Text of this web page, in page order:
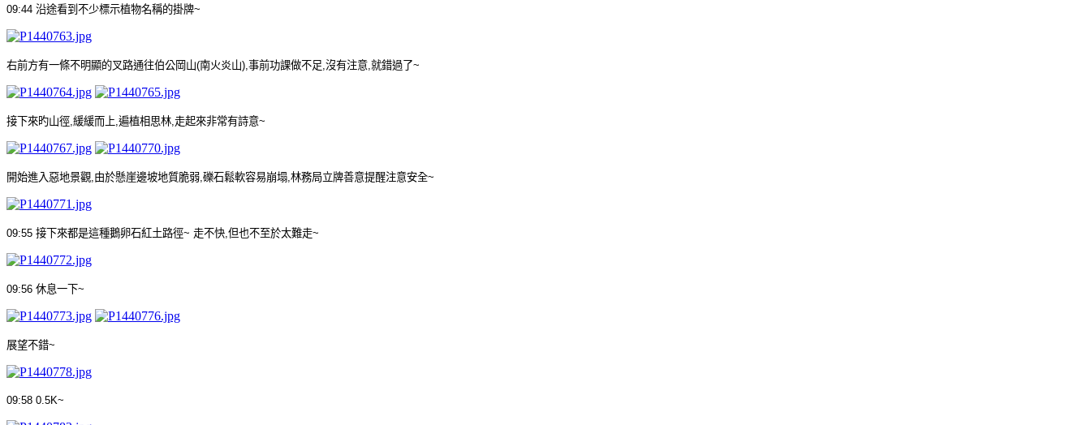
09:44 沿途看到不少標示植物名稱的掛牌~
右前方有一條不明顯的叉路通往伯公岡山(南火炎山), 事前功課做不足 沒有注意 就錯過了~
接下來旳山徑 緩緩而上 遍植相思林 走起來非常有詩意~
開始進入惡地景觀 由於懸崖邊坡地質脆弱 礫石鬆軟容易崩塌 林務局立牌善意提醒注意安全~
09:55 接下來都是這種鵝卵石紅土路徑~ 走不快 但也不至於太難走~
09:56 休息一下~
展望不錯~
09:58 0.5K~